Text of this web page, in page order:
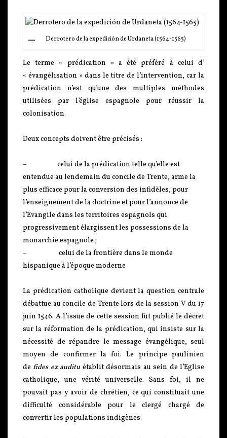
Derrotero de la expedición de Urdaneta (1564-1565)
Le terme « prédication » a été préféré à celui d’
« évangélisation » dans le titre de l’intervention, car la
prédication n’est qu’une des multiples méthodes
utilisées par l’église espagnole pour réussir la
colonisation.
Deux concepts doivent être précisés :
– celui de la prédication telle qu’elle est
entendue au lendemain du concile de Trente, arme la
plus efficace pour la conversion des infidèles, pour
l’enseignement de la doctrine et pour l’annonce de
l’Évangile dans les territoires espagnols qui
progressivement élargissent les possessions de la
monarchie espagnole ;
– celui de la frontière dans le monde
hispanique à l’époque moderne
La prédication catholique devient la question centrale
débattue au concile de Trente lors de la session V du 17
juin 1546. A l’issue de cette session fut publié le décret
sur la réformation de la prédication, qui insiste sur la
nécessité de répandre le message évangélique, seul
moyen de confirmer la foi. Le principe paulinien
defides ex auditu établit désormais au sein de l’Eglise
catholique, une vérité universelle. Sans foi, il ne
pouvait pas y avoir de chrétien, ce qui constituait une
difficulté considérable pour le clergé chargé de
convertir les populations indigènes.